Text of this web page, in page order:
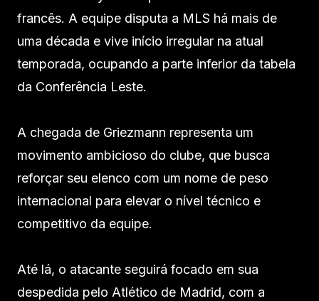
francês. A equipe disputa a MLS há mais de
uma década e vive início irregular na atual
temporada, ocupando a parte inferior da tabela
da Conferência Leste.
A chegada de Griezmann representa um
movimento ambicioso do clube, que busca
reforçar seu elenco com um nome de peso
internacional para elevar o nível técnico e
competitivo da equipe.
Até lá, o atacante seguirá focado em sua
despedida pelo Atlético de Madrid, com a